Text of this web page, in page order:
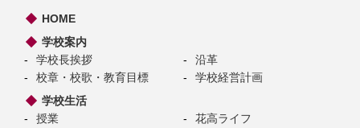
HOME
学校案内
学校長挨拶
沿革
校章・校歌・教育目標
学校経営計画
学校生活
授業
花高ライフ